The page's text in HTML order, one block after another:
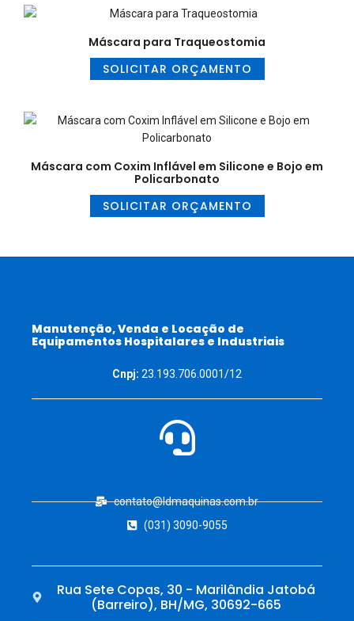
Máscara para Traqueostomia
SOLICITAR ORÇAMENTO
Máscara com Coxim Inflável em Silicone e Bojo em
Policarbonato
SOLICITAR ORÇAMENTO
Manutenção, Venda e Locação de
Equipamentos Hospitalares e Industriais
Cnpj: 23.193.706.0001/12
contato@ldmaquinas.com.br
(031) 3090-9055
Rua Sete Copas, 30 - Marilândia Jatobá
(Barreiro), BH/MG, 30692-665